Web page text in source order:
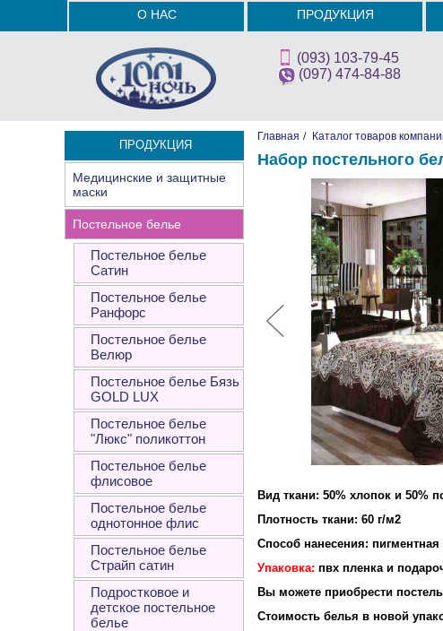
О НАС ПРОДУКЦИЯ
(093) 103-79-45
(097) 474-84-88
ПРОДУКЦИЯ
Медицинские и защитные
маски
Постельное белье
Постельное белье
Сатин
Постельное белье
Ранфорс
Постельное белье
Велюр
Постельное белье Бязь
GOLD LUX
Постельное белье
"Люкс" поликоттон
Постельное белье
флисовое
Постельное белье
однотонное флис
Постельное белье
Страйп сатин
Подростковое и
детское постельное
белье
Главная / Каталог товаров
Набор постельного
Вид ткани: 50% хлопок и 50%
Плотность ткани: 60 г/м2
Способ нанесения: пигментная
Упаковка: пвх пленка и
Вы можете приобрести
Стоимость белья в новой